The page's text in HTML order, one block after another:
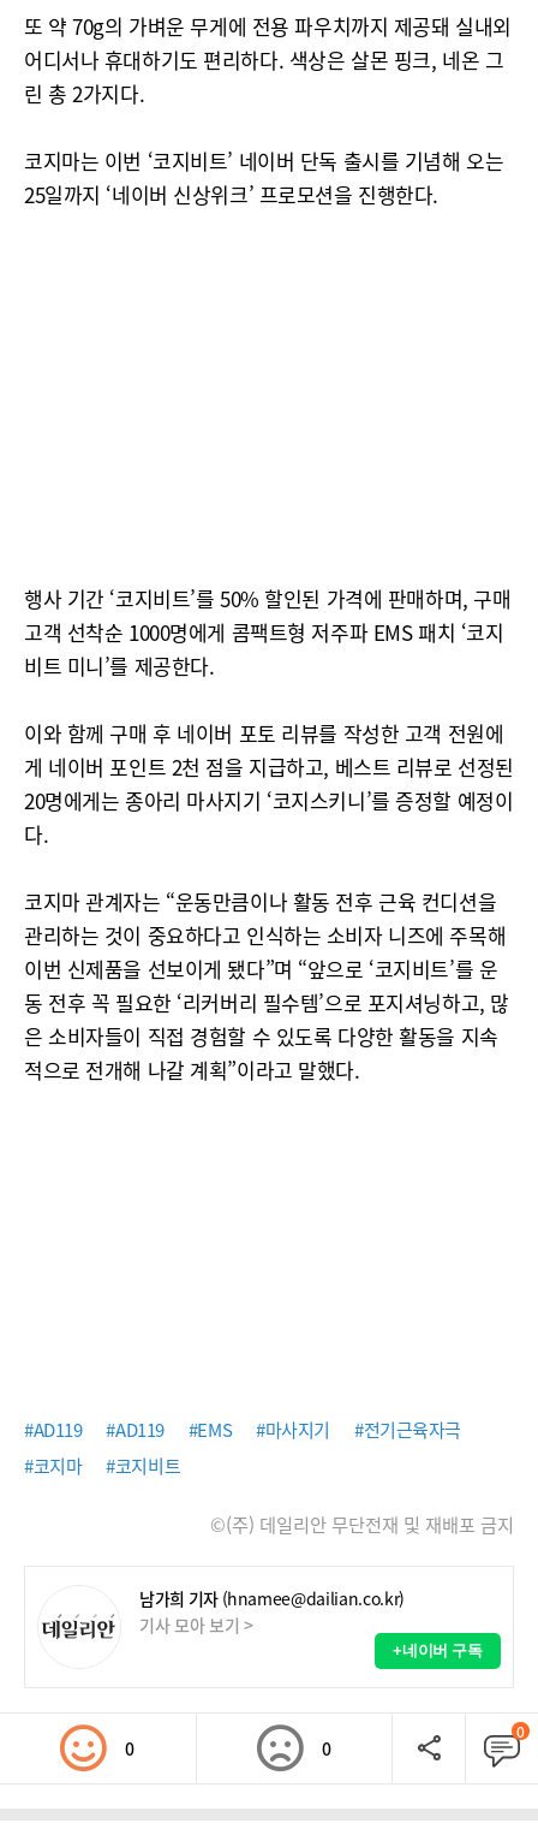
또 약 70g의 가벼운 무게에 전용 파우치까지 제공돼 실내외
어디서나 휴대하기도 편리하다. 색상은 살몬 핑크, 네온 그
린 총 2가지다.
코지마는 이번 ‘코지비트’ 네이버 단독 출시를 기념해 오는
25일까지 ‘네이버 신상위크’ 프로모션을 진행한다.
행사 기간 ‘코지비트’를 50% 할인된 가격에 판매하며, 구매
고객 선착순 1000명에게 콤팩트형 저주파 EMS 패치 ‘코지
비트 미니’를 제공한다.
이와 함께 구매 후 네이버 포토 리뷰를 작성한 고객 전원에
게 네이버 포인트 2천 점을 지급하고, 베스트 리뷰로 선정된
20명에게는 종아리 마사지기 ‘코지스키니’를 증정할 예정이
다.
코지마 관계자는 “운동만큼이나 활동 전후 근육 컨디션을
관리하는 것이 중요하다고 인식하는 소비자 니즈에 주목해
이번 신제품을 선보이게 됐다”며 “앞으로 ‘코지비트’를 운
동 전후 꼭 필요한 ‘리커버리 필수템’으로 포지셔닝하고, 많
은 소비자들이 직접 경험할 수 있도록 다양한 활동을 지속
적으로 전개해 나갈 계획”이라고 말했다.
#AD119 #AD119 #EMS #마사지기
#전기근육자극
#코지마
#코지비트
©(주) 데일리안 무단전재 및 재배포 금지
남가희 기자 (hnamee@dailian.co.kr)
기사 모아 보기 >
+네이버 구독
0 0
0